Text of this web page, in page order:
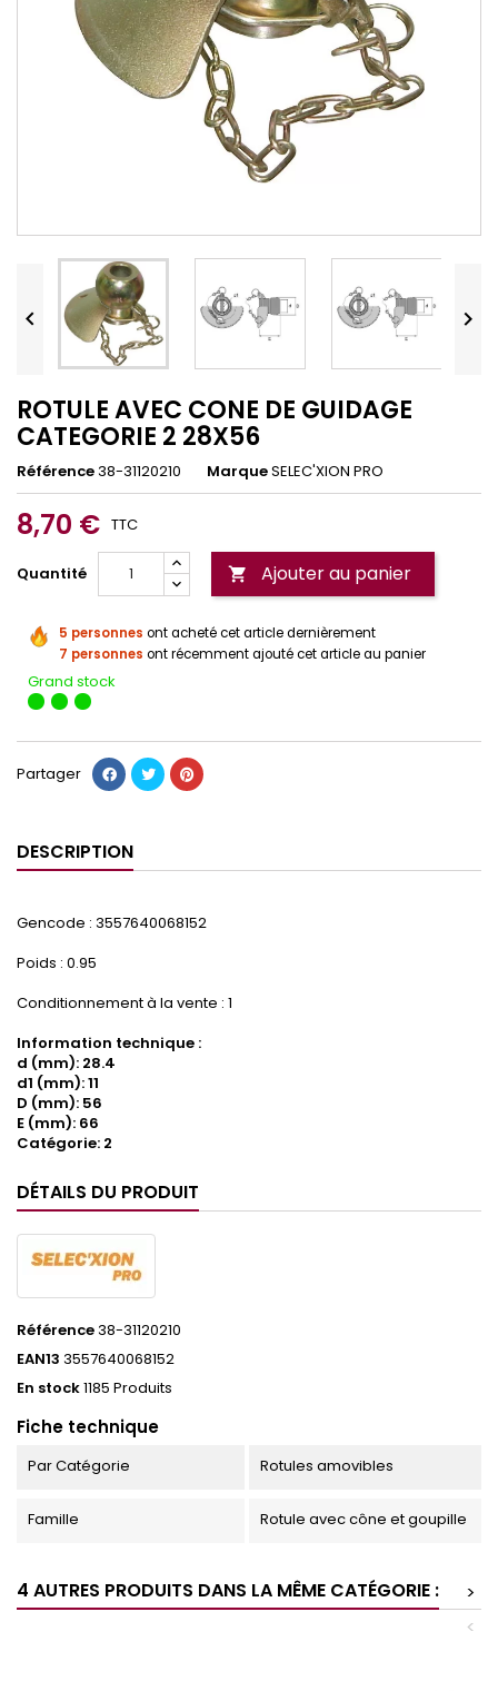
 
ROTULE AVEC CONE DE GUIDAGE
CATEGORIE 2 28X56
Référence38-31120210 MarqueSELEC'XION PRO
8,70 € TTC
Quantité  Ajouter au panier
5 personnes ont acheté cet article dernièrement
7 personnes ont récemment ajouté cet article au panier
Grand stock
Partager
DESCRIPTION
Gencode : 3557640068152
Poids : 0.95
Conditionnement à la vente : 1
Information technique :
d (mm): 28.4
d1 (mm): 11
D (mm): 56
E (mm): 66
Catégorie: 2
DÉTAILS DU PRODUIT
Référence38-31120210
EAN13 3557640068152
En stock1185 Produits
Fiche technique
Par Catégorie Rotules amovibles
Famille Rotule avec cône et goupille
4 AUTRES PRODUITS DANS LA MÊME CATÉGORIE :
>
<